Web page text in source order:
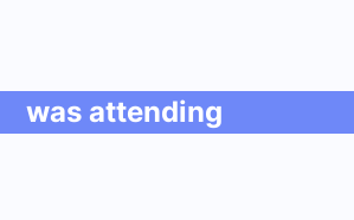
was attending